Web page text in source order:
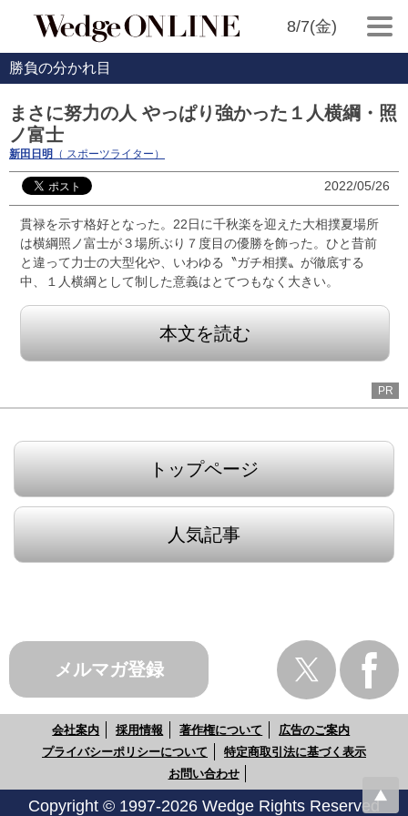
8/7(金)
勝負の分かれ目
まさに努力の人 やっぱり強かった１人横綱・照
ノ富士
新田日明 （ スポーツライター）
2022/05/26
貫禄を示す格好となった。22日に千秋楽を迎えた大相撲夏場所
は横綱照ノ富士が３場所ぶり７度目の優勝を飾った。ひと昔前
と違って力士の大型化や、いわゆる〝ガチ相撲〟が徹底する
中、１人横綱として制した意義はとてつもなく大きい。
本文を読む
PR
トップページ
人気記事
メルマガ登録
会社案内 採用情報 著作権について
広告のご案内
プライバシーポリシーについて
特定商取引法に基づく表示
お問い合わせ
Copyright © 1997-2026 Wedge Rights Reserved